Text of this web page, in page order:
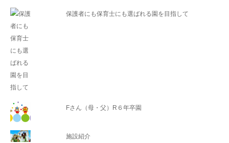
保護者にも保育士にも選ばれる園を目指して
Fさん（母・父）R６年卒園
施設紹介